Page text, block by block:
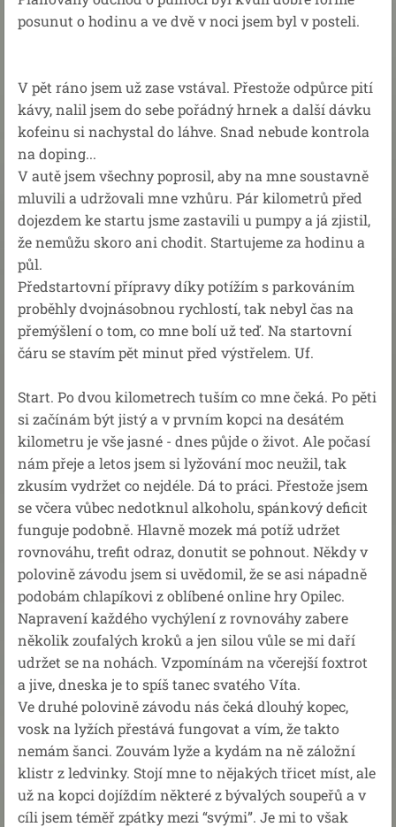
posunut o hodinu a ve dvě v noci jsem byl v posteli.
V pět ráno jsem už zase vstával. Přestože odpůrce pití
kávy, nalil jsem do sebe pořádný hrnek a další dávku
kofeinu si nachystal do láhve. Snad nebude kontrola
na doping...
V autě jsem všechny poprosil, aby na mne soustavně
mluvili a udržovali mne vzhůru. Pár kilometrů před
dojezdem ke startu jsme zastavili u pumpy a já zjistil,
že nemůžu skoro ani chodit. Startujeme za hodinu a
půl.
Předstartovní přípravy díky potížím s parkováním
proběhly dvojnásobnou rychlostí, tak nebyl čas na
přemýšlení o tom, co mne bolí už teď. Na startovní
čáru se stavím pět minut před výstřelem. Uf.
Start. Po dvou kilometrech tuším co mne čeká. Po pěti
si začínám být jistý a v prvním kopci na desátém
kilometru je vše jasné - dnes půjde o život. Ale počasí
nám přeje a letos jsem si lyžování moc neužil, tak
zkusím vydržet co nejdéle. Dá to práci. Přestože jsem
se včera vůbec nedotknul alkoholu, spánkový deficit
funguje podobně. Hlavně mozek má potíž udržet
rovnováhu, trefit odraz, donutit se pohnout. Někdy v
polovině závodu jsem si uvědomil, že se asi nápadně
podobám chlapíkovi z oblíbené online hry Opilec.
Napravení každého vychýlení z rovnováhy zabere
několik zoufalých kroků a jen silou vůle se mi daří
udržet se na nohách. Vzpomínám na včerejší foxtrot
a jive, dneska je to spíš tanec svatého Víta.
Ve druhé polovině závodu nás čeká dlouhý kopec,
vosk na lyžích přestává fungovat a vím, že takto
nemám šanci. Zouvám lyže a kydám na ně záložní
klistr z ledvinky. Stojí mne to nějakých třicet míst, ale
už na kopci dojíždím některé z bývalých soupeřů a v
cíli jsem téměř zpátky mezi “svými”. Je mi to však